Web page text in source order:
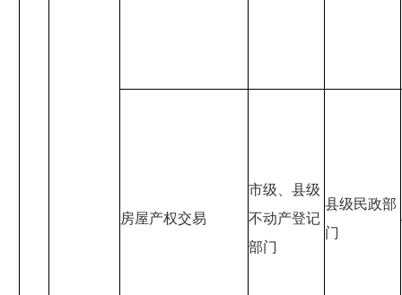
房屋产权交易
市级、县级
不动产登记
部门
县级民政部
门